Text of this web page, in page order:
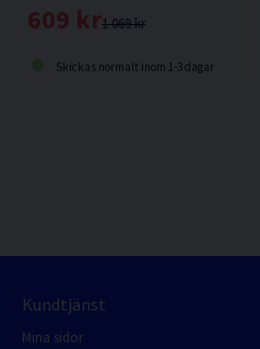
1 069 kr
609 kr
Skickas normalt inom 1-3 dagar
Kundtjänst
Mina sidor